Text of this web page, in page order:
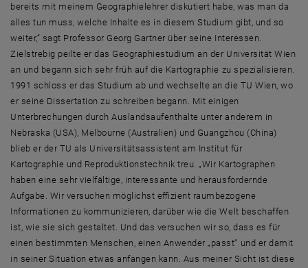
bereits mit meinem Geographielehrer diskutiert habe, was man da
alles tun muss, welche Inhalte es in diesem Studium gibt, und so
weiter,“ sagt Professor Georg Gartner über seine Interessen.
Zielstrebig peilte er das Geographiestudium an der Universität Wien
an und begann sich sehr früh auf die Kartographie zu spezialisieren.
1991 schloss er das Studium ab und wechselte an die TU Wien, wo
er seine Dissertation zu schreiben begann. Mit einigen
Unterbrechungen durch Auslandsaufenthalte unter anderem in
Nebraska (USA), Melbourne (Australien) und Guangzhou (China)
blieb er der TU als Universitätsassistent am Institut für
Kartographie und Reproduktionstechnik treu. „Wir Kartographen
haben eine sehr vielfältige, interessante und herausfordernde
Aufgabe. Wir versuchen möglichst effizient raumbezogene
Informationen zu kommunizieren, darüber wie die Welt beschaffen
ist, wie sie sich gestaltet. Und das versuchen wir so, dass es für
einen bestimmten Menschen, einen Anwender „passt“ und er damit
in seiner Situation etwas anfangen kann. Aus meiner Sicht ist diese